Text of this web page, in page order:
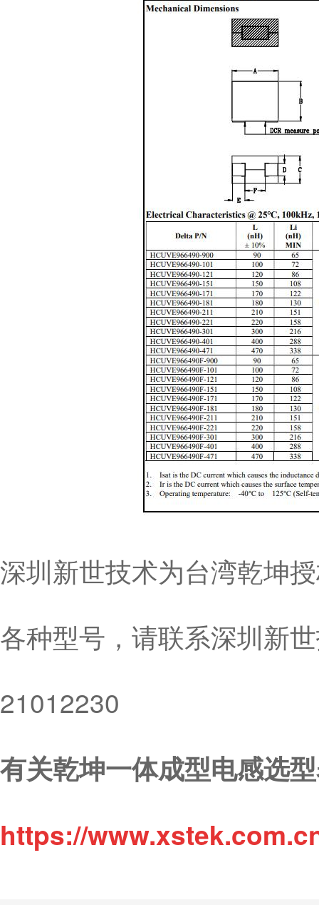
深圳新世技术为台湾乾坤
各种型号，请联系深圳新
21012230
有关乾坤一体成型电感选
https://